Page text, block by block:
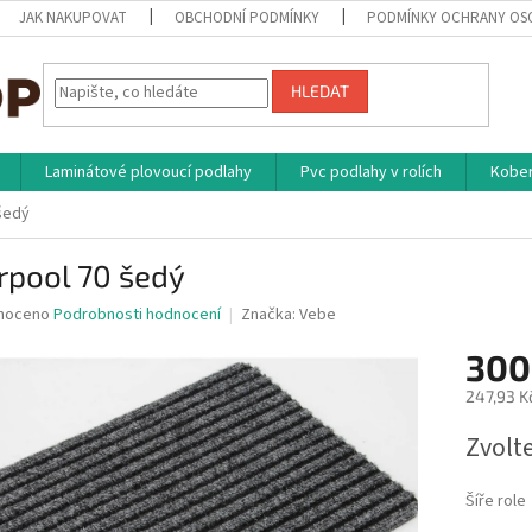
JAK NAKUPOVAT OBCHODNÍ PODMÍNKY PODMÍNKY OCHRANY
HLEDAT
Laminátové plovoucí podlahy Pvc podlahy v rolích
70 šedý
Podrobnosti hodnocení Značka: Vebe
247,93
cena:
Šíře role